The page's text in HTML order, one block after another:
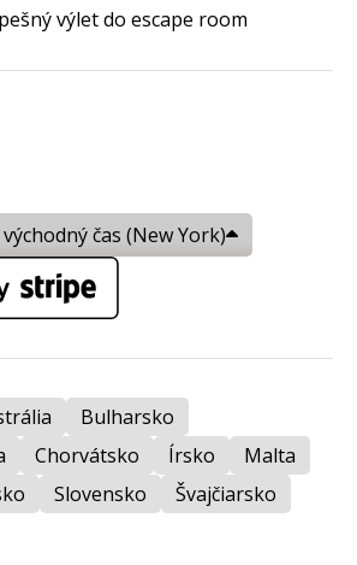
výlet do escape room
čas (New York)
Bulharsko
Chorvátsko Írsko
Malta
Slovensko
Švajčiarsko